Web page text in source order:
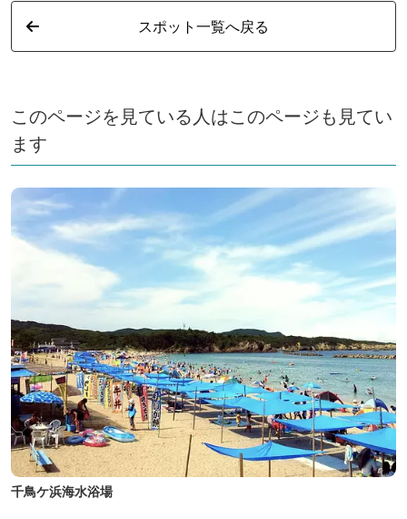
スポット一覧へ戻る
このページを見ている人はこのページも見てい
ます
千鳥ケ浜海水浴場